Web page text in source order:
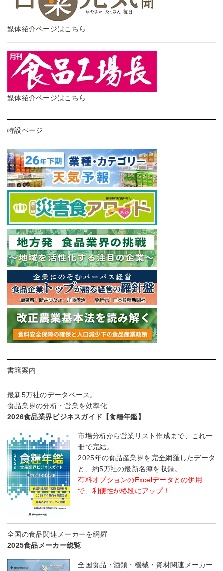
媒体紹介ページはこちら
媒体紹介ページはこちら
特設ページ
書籍案内
最新5万社のデータベース。
食品業界の分析・営業を効率化
2026食品業界ビジネスガイド【食糧年鑑】
市場分析から営業リスト作成まで、これ一
冊で完結。
2025年の食品産業界を完全網羅したデータ
と、約5万社の最新名簿を収録。
有料オプションのExcelデータとの併用
で、利便性が格段にアップ！
全国の食品関連メーカーを網羅――
2025食品メーカー総覧
全国食品・酒類・機械・資材関連メーカー